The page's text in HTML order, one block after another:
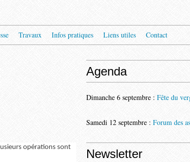
Travaux Infos pratiques Liens utiles Contact
opérations sont
Agenda
Dimanche 6 septembre : Fête du
Samedi 12 septembre : Forum des
Newsletter